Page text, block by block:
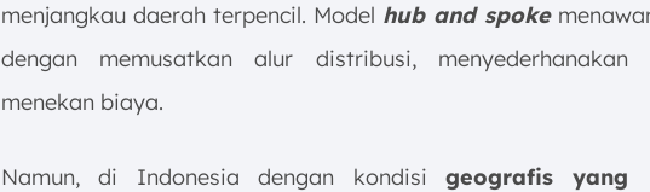
menjangkau daerah terpencil. Model hub and spoke
dengan memusatkan alur distribusi,
menekan biaya.
Namun, di Indonesia dengan kondisi geografis yang